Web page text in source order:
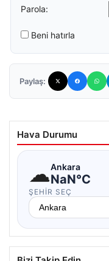
Parola:
Beni hatırla
Paylaş:
Hava Durumu
☁Ankara
NaN°C
ŞEHIR SEÇ